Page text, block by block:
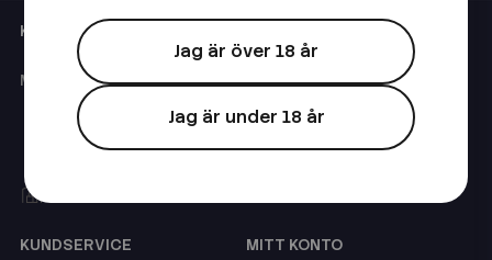
Jag är över 18 år
Jag är under 18 år
KONTAKTA OSS
Måndag-Fredag: 10:00-15:00
08 400 66 101
KUNDSERVICE MITT KONTO